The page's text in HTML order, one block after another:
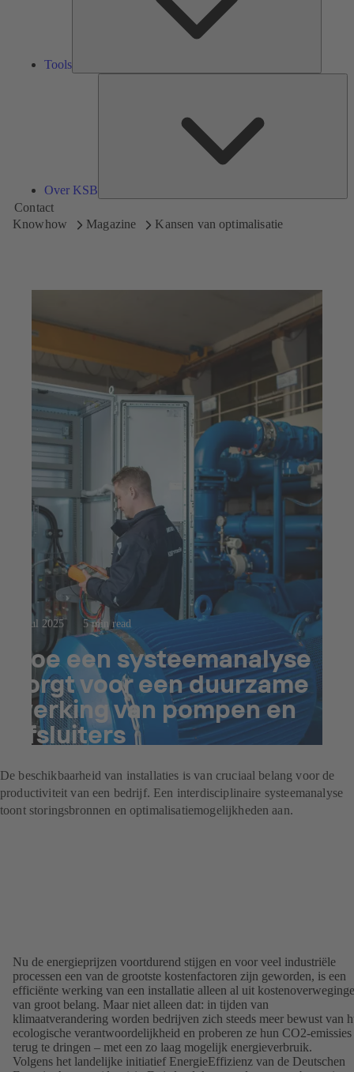
Tools
Over KSB
Contact
Knowhow
Magazine Kansen van optimalisatie
23 jul 2025 5 min read
Hoe een systeemanalyse
zorgt voor een duurzame
werking van pompen en
afsluiters
De beschikbaarheid van installaties is van cruciaal belang voor de
productiviteit van een bedrijf. Een interdisciplinaire systeemanalyse
toont storingsbronnen en optimalisatiemogelijkheden aan.
Nu de energieprijzen voortdurend stijgen en voor veel industriële
processen een van de grootste kostenfactoren zijn geworden, is een
efficiënte werking van een installatie alleen al uit
van groot belang. Maar niet alleen dat: in tijden van
klimaatverandering worden bedrijven zich steeds meer bewust van
ecologische verantwoordelijkheid en proberen ze hun CO2-emissies
terug te dringen – met een zo laag mogelijk energieverbruik.
Volgens het landelijke initiatief EnergieEffizienz van de Deutschen